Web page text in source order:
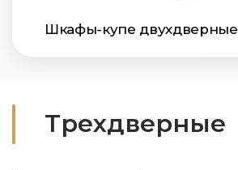
Шкафы-купе двухдверные
Трехдверные